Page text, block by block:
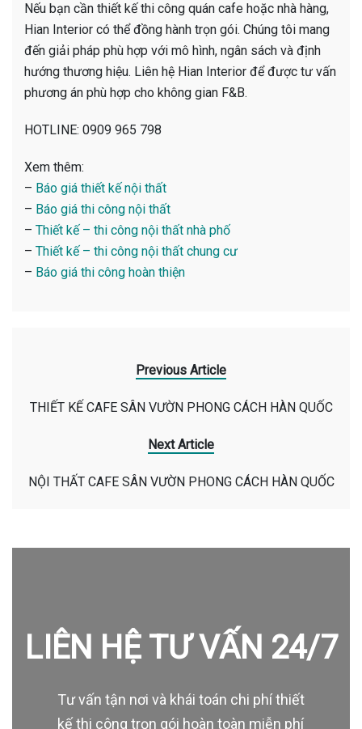
Nếu bạn cần thiết kế thi công quán cafe hoặc nhà hàng,
Hian Interior có thể đồng hành trọn gói. Chúng tôi mang
đến giải pháp phù hợp với mô hình, ngân sách và định
hướng thương hiệu. Liên hệ Hian Interior để được tư vấn
phương án phù hợp cho không gian F&B.
HOTLINE: 0909 965 798
Xem thêm:
– Báo giá thiết kế nội thất
– Báo giá thi công nội thất
– Thiết kế – thi công nội thất nhà phố
– Thiết kế – thi công nội thất chung cư
– Báo giá thi công hoàn thiện
Previous Article
THIẾT KẾ CAFE SÂN VƯỜN PHONG CÁCH HÀN QUỐC
Next Article
NỘI THẤT CAFE SÂN VƯỜN PHONG CÁCH HÀN QUỐC
LIÊN HỆ TƯ VẤN 24/7
Tư vấn tận nơi và khái toán chi phí thiết
kế thi công trọn gói hoàn toàn miễn phí